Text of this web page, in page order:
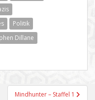
Politik
Dillane
Mindhunter – Staffel 1